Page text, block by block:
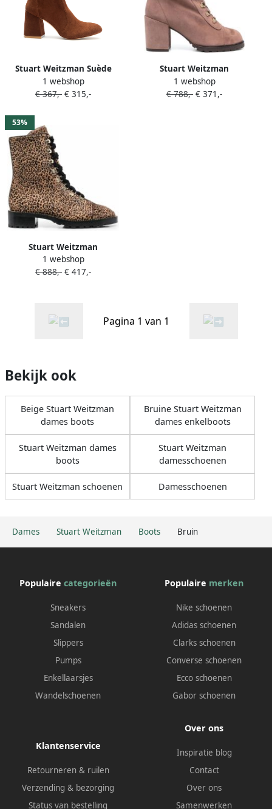
Dames Stuart Weitzman Boots Bruin
Stuart Weitzman Suède
enkellaarzen Bruin
1 webshop
€ 367,- € 315,-
Stuart Weitzman
Enkellaarzen met veters
Bruin
1 webshop
€ 788,- € 371,-
53%
Stuart Weitzman
Enkellaarzen met
jaguarprint Bruin
1 webshop
€ 888,- € 417,-
Pagina 1 van 1
Bekijk ook
Beige Stuart Weitzman
dames boots
Bruine Stuart Weitzman
dames enkelboots
Stuart Weitzman dames
boots
Stuart Weitzman
damesschoenen
Stuart Weitzman schoenen Damesschoenen
Populaire categorieën
Sneakers
Sandalen
Slippers
Pumps
Enkellaarsjes
Wandelschoenen
Populaire merken
Nike schoenen
Adidas schoenen
Clarks schoenen
Converse schoenen
Ecco schoenen
Gabor schoenen
Klantenservice
Retourneren & ruilen
Verzending & bezorging
Status van bestelling
Over ons
Inspiratie blog
Contact
Over ons
Samenwerken